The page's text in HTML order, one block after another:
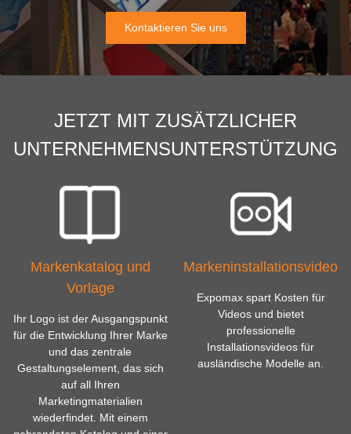
Kontaktieren Sie uns
JETZT MIT ZUSÄTZLICHER
UNTERNEHMENSUNTERSTÜTZUNG
Markenkatalog und
Vorlage
Ihr Logo ist der Ausgangspunkt
für die Entwicklung Ihrer Marke
und das zentrale
Gestaltungselement, das sich
auf all Ihren
Marketingmaterialien
wiederfindet. Mit einem
Markeninstallationsvideo
Expomax spart Kosten für
Videos und bietet
professionelle
Installationsvideos für
ausländische Modelle an.